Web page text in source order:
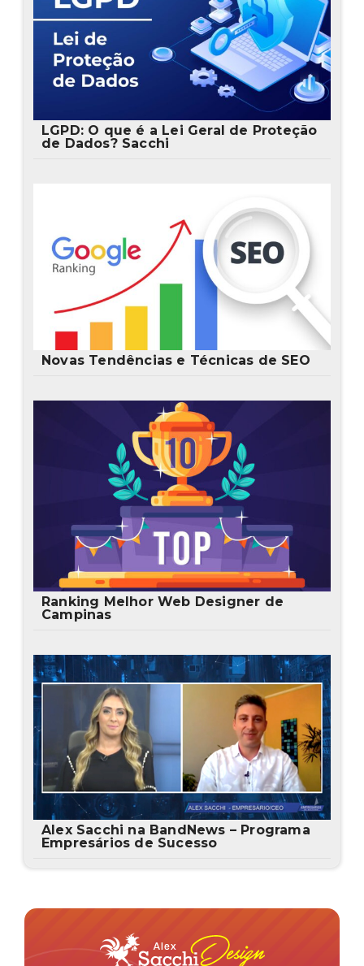
LGPD: O que é a Lei Geral de Proteção
de Dados? Sacchi
Novas Tendências e Técnicas de SEO
Ranking Melhor Web Designer de
Campinas
Alex Sacchi na BandNews – Programa
Empresários de Sucesso